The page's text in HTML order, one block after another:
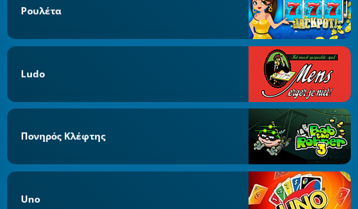
Ρουλέτα
Ludo
Πονηρός Κλέφτης
Uno